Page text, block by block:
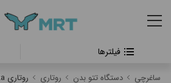
#بدون دسته بندی
ساغرچی دستگاه تتو بدن روتاری روتاری Inkjecta
فیلترها